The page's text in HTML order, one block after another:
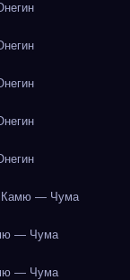
Камю — Чума
— Чума
— Чума